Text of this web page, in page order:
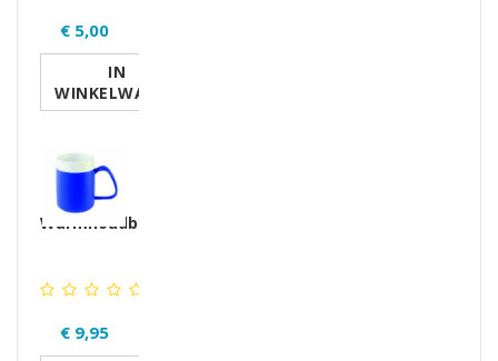
€ 5,00
IN
WINKELWAGEN
Warmhoudbeker
€ 9,95